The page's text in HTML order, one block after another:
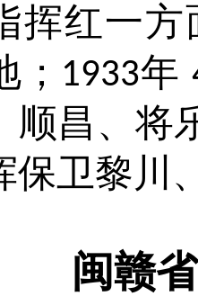
挥红一
1933年
顺昌、将
保卫黎川
闽赣